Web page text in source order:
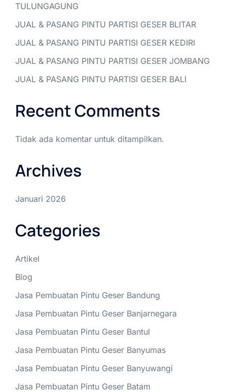
TULUNGAGUNG
JUAL & PASANG PINTU PARTISI GESER BLITAR
JUAL & PASANG PINTU PARTISI GESER KEDIRI
JUAL & PASANG PINTU PARTISI GESER JOMBANG
JUAL & PASANG PINTU PARTISI GESER BALI
Recent Comments
Tidak ada komentar untuk ditampilkan.
Archives
Januari 2026
Categories
Artikel
Blog
Jasa Pembuatan Pintu Geser Bandung
Jasa Pembuatan Pintu Geser Banjarnegara
Jasa Pembuatan Pintu Geser Bantul
Jasa Pembuatan Pintu Geser Banyumas
Jasa Pembuatan Pintu Geser Banyuwangi
Jasa Pembuatan Pintu Geser Batam